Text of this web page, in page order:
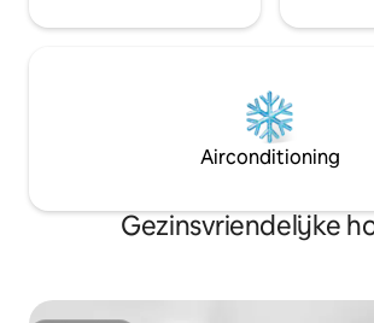
Airconditioning
Gezinsvriendelijke